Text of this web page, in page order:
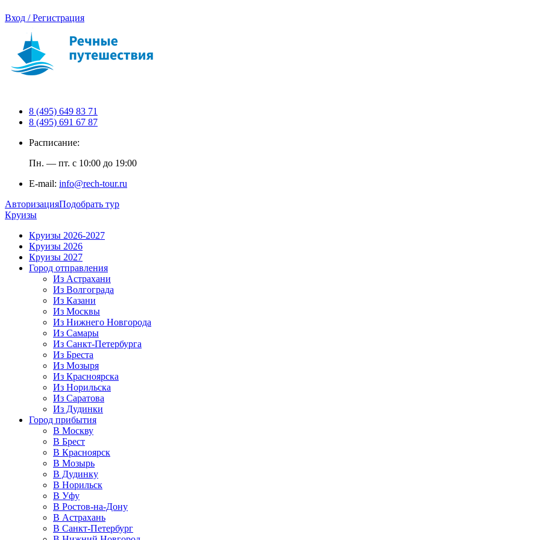
Вход / Регистрация
8 (495) 649 83 71
8 (495) 691 67 87
Расписание:
Пн. — пт. с 10:00 до 19:00
E-mail: info@rech-tour.ru
АвторизацияПодобрать тур
Круизы
Круизы 2026-2027
Круизы 2026
Круизы 2027
Город отправления
Из Астрахани
Из Волгограда
Из Казани
Из Москвы
Из Нижнего Новгорода
Из Самары
Из Санкт-Петербурга
Из Бреста
Из Мозыря
Из Красноярска
Из Норильска
Из Саратова
Из Дудинки
Город прибытия
В Москву
В Брест
В Красноярск
В Мозырь
В Дудинку
В Норильск
В Уфу
В Ростов-на-Дону
В Астрахань
В Санкт-Петербург